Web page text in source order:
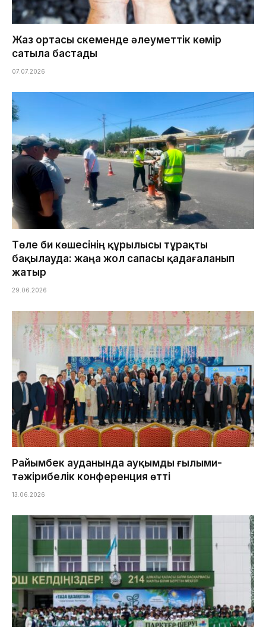
Жаз ортасы Өскеменде әлеуметтік көмір
сатыла бастады
07.07.2026
Төле би көшесінің құрылысы тұрақты
бақылауда: жаңа жол сапасы қадағаланып
жатыр
29.06.2026
Райымбек ауданында ауқымды ғылыми-
тәжірибелік конференция өтті
13.06.2026